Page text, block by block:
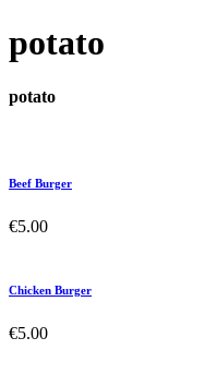
potato
potato
Beef Burger
€5.00
Chicken Burger
€5.00